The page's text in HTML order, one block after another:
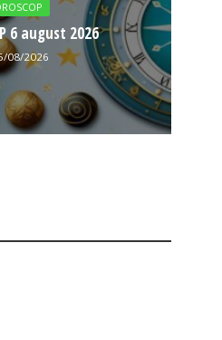
6 august 2026
08/2026